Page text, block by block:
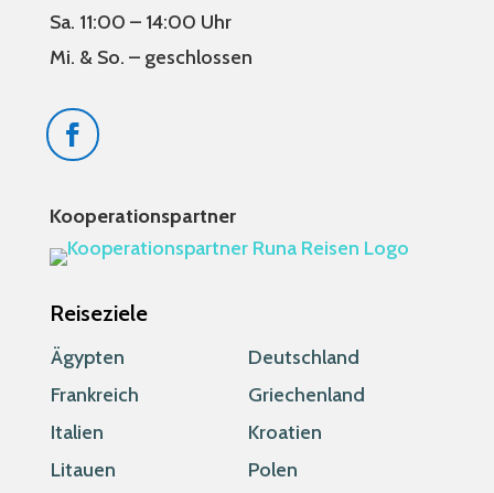
Sa. 11:00 – 14:00 Uhr
Mi. & So. – geschlossen
Kooperationspartner
Reiseziele
Ägypten
Deutschland
Frankreich
Griechenland
Italien
Kroatien
Litauen
Polen